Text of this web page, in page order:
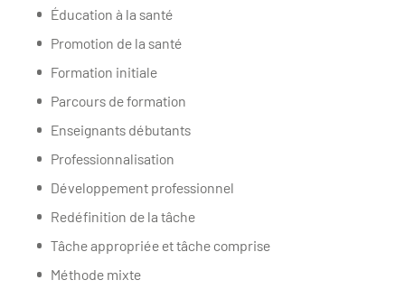
Éducation à la santé
Promotion de la santé
Formation initiale
Parcours de formation
Enseignants débutants
Professionnalisation
Développement professionnel
Redéfinition de la tâche
Tâche appropriée et tâche comprise
Méthode mixte